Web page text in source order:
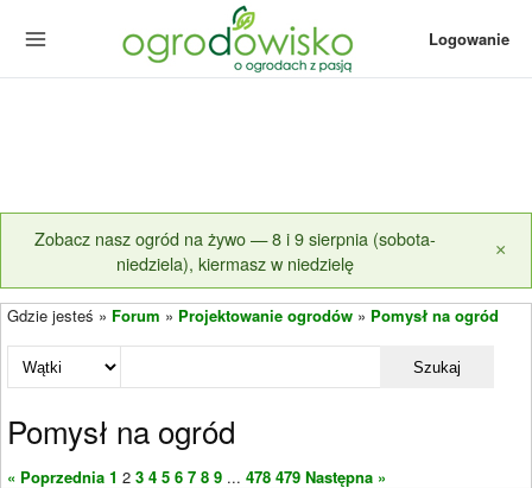
Logowanie
Zobacz nasz ogród na żywo — 8 i 9 sierpnia (sobota-
niedziela), kiermasz w niedzielę
×
Gdzie jesteś » Forum » Projektowanie ogrodów » Pomysł na ogród
Szukaj
Pomysł na ogród
« Poprzednia 1 2 3 4 5 6 7 8 9 ... 478 479 Następna »